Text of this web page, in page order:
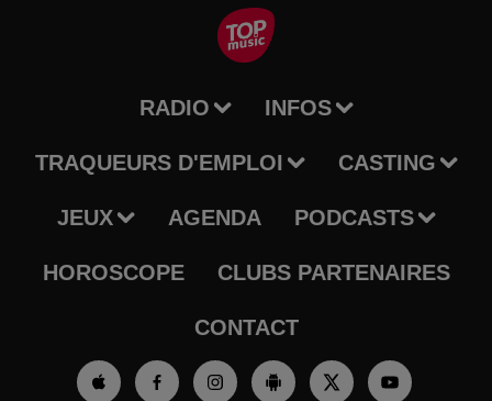
RADIO INFOS
TRAQUEURS D'EMPLOI CASTING
JEUX AGENDA PODCASTS
HOROSCOPE CLUBS PARTENAIRES
CONTACT